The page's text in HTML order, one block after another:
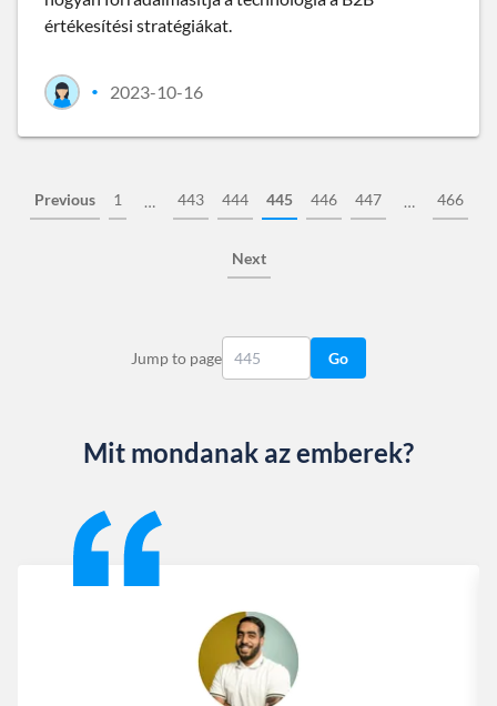
értékesítési stratégiákat.
• 2023-10-16
Previous 1 … 443 444 445 446 447 … 466
Next
Jump to page Go
Mit mondanak az emberek?